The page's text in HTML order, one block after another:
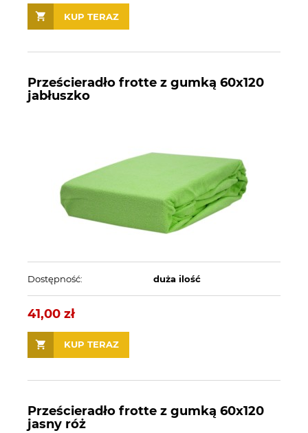
KUP TERAZ
Prześcieradło frotte z gumką 60x120
jabłuszko
Dostępność: duża ilość
41,00 zł
KUP TERAZ
Prześcieradło frotte z gumką 60x120
jasny róż